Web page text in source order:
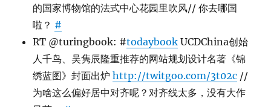
的国家博物馆的法式中心花园里吹风// 你去哪国
啦？ #
RT @turingbook: #todaybook UCDChina创始
人千鸟、吴隽辰隆重推荐的网站规划设计名著《锦
绣蓝图》封面出炉http://twitgoo.com/3t02c //
为啥这么偏好居中对齐呢？对齐线太多，没有大作